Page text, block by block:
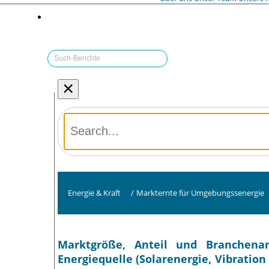
×
Energie & Kraft / Markternte für Umgebungssenergie
Marktgröße, Anteil und
Energiequelle (Solarenergie,